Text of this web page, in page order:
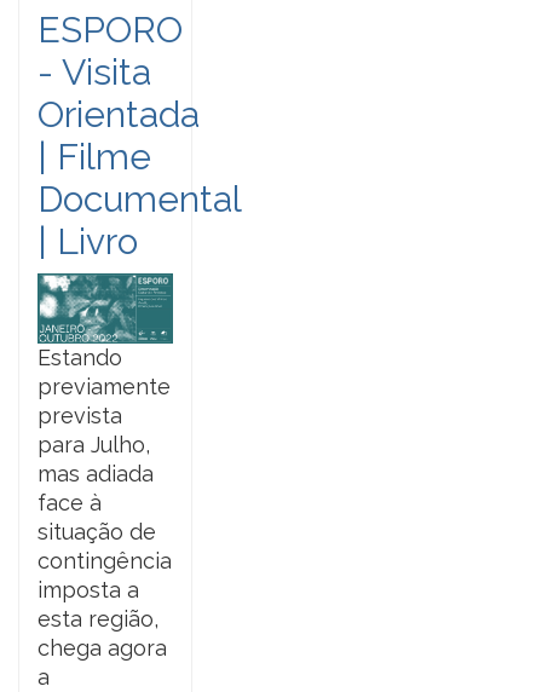
ESPORO
- Visita
Orientada
| Filme
Documental
| Livro
Estando
previamente
prevista
para Julho,
mas adiada
face à
situação de
contingência
imposta a
esta região,
chega agora
a